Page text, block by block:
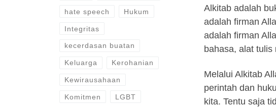
Alkitab adalah
adalah firman
adalah firman
bahasa, alat
Melalui Alkitab
perintah dan
kita. Tentu saja
hate speech Hukum
Integritas
kecerdasan buatan
Keluarga Kerohanian
Kewirausahaan
Komitmen LGBT